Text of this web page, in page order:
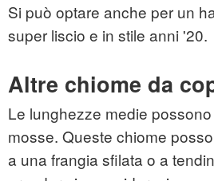
Si può optare anche per un
super liscio e in stile anni '20.
Altre chiome da
Le lunghezze medie
mosse. Queste chiome
a una frangia sfilata o a